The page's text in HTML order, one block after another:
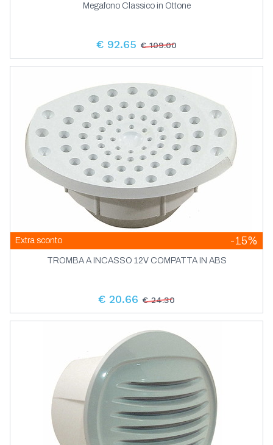
Megafono Classico in Ottone
€ 92.65 € 109.00
Extra sconto -15%
TROMBA A INCASSO 12V COMPATTA IN ABS
€ 20.66 € 24.30